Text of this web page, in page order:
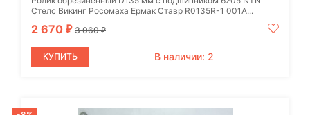
Стелс Викинг Росомаха Ермак Ставр R0135R-1 001A...
2 670 ₽ 3 060₽
КУПИТЬ В наличии: 2